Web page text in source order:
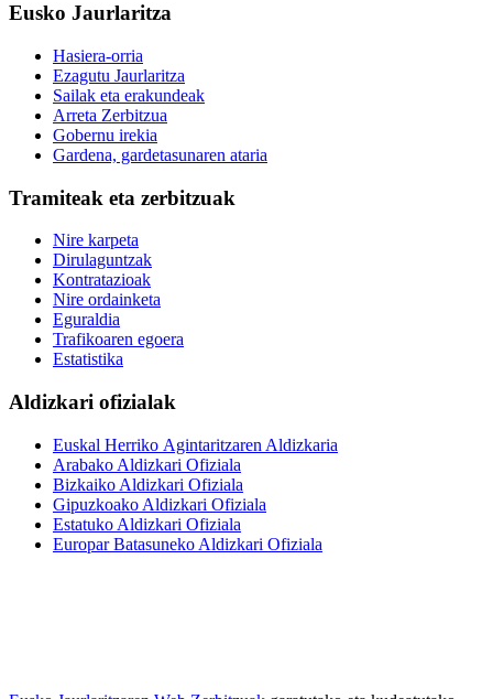
Eusko Jaurlaritza
Hasiera-orria
Ezagutu Jaurlaritza
Sailak eta erakundeak
Arreta Zerbitzua
Gobernu irekia
Gardena, gardetasunaren ataria
Tramiteak eta zerbitzuak
Nire karpeta
Dirulaguntzak
Kontratazioak
Nire ordainketa
Eguraldia
Trafikoaren egoera
Estatistika
Aldizkari ofizialak
Euskal Herriko Agintaritzaren Aldizkaria
Arabako Aldizkari Ofiziala
Bizkaiko Aldizkari Ofiziala
Gipuzkoako Aldizkari Ofiziala
Estatuko Aldizkari Ofiziala
Europar Batasuneko Aldizkari Ofiziala